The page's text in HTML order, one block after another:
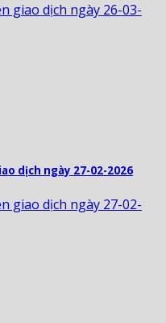
giao dịch ngày 26-03-
dịch ngày 27-02-2026
giao dịch ngày 27-02-